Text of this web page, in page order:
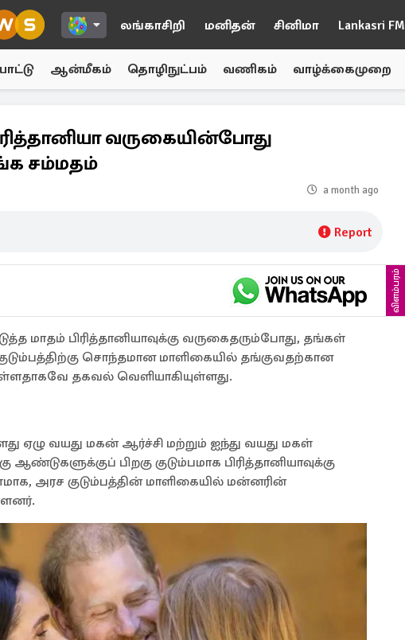
லங்காசிறி மனிதன் சினிமா Lankasri FM
ஆன்மீகம் தொழிநுட்பம் வணிகம் வாழ்க்கைமுறை
வருகையின்போது
சம்மதம்
a month ago
Report
விளம்பரம்
மாதம் பிரித்தானியாவுக்கு வருகைதரும்போது, ​​தங்கள்
சொந்தமான மாளிகையில் தங்குவதற்கான
தகவல் வெளியாகியுள்ளது.
ஏழு வயது மகன் ஆர்ச்சி மற்றும் ஐந்து வயது மகள்
பிறகு குடும்பமாக பிரித்தானியாவுக்கு
அரச குடும்பத்தின் மாளிகையில் மன்னரின்